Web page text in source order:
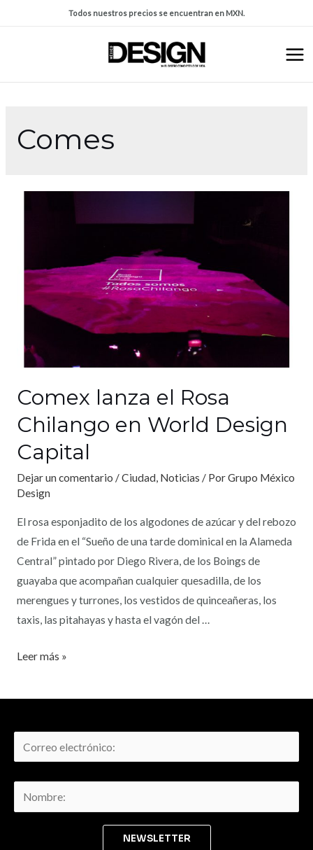
Todos nuestros precios se encuentran en MXN.
Comes
Comex lanza el Rosa
Chilango en World Design
Capital
Dejar un comentario /Ciudad, Noticias / PorGrupo México
Design
El rosa esponjadito de los algodones de azúcar y del rebozo
de Frida en el “Sueño de una tarde dominical en la Alameda
Central” pintado por Diego Rivera, de los Boings de
guayaba que acompañan cualquier quesadilla, de los
merengues y turrones, los vestidos de quinceañeras, los
taxis, las pitahayas y hasta el vagón del …
Leer más »